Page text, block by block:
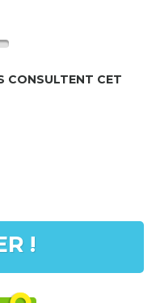
CONSULTENT CET
!